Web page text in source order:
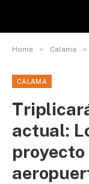
Home » Calama »
CALAMA
actual: